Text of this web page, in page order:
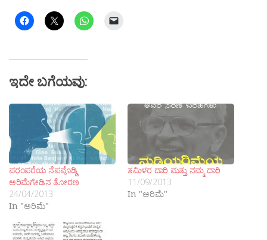
ಇದೇ ಬಗೆಯವು:
ಪರಂಪರೆಯ ನೆಪವೊಡ್ಡಿ
ಅರಿಮೆಗೇಡಿನ ತೋರಣ
24/04/2013
In "ಅರಿಮೆ"
ತಮಿಳರ ದಾರಿ ಮತ್ತು ನಮ್ಮ ದಾರಿ
11/09/2013
In "ಅರಿಮೆ"